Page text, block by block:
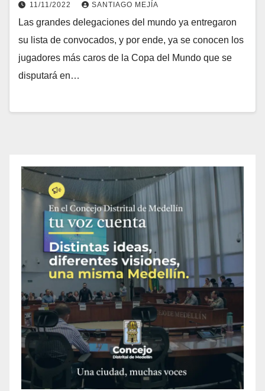
11/11/2022 SANTIAGO MEJÍA
Las grandes delegaciones del mundo ya entregaron
su lista de convocados, y por ende, ya se conocen los
jugadores más caros de la Copa del Mundo que se
disputará en…